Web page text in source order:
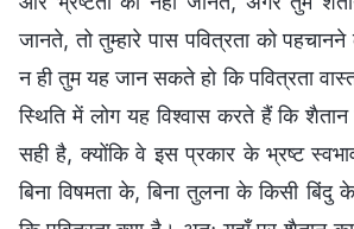
जानते, तो तुम्हारे पास पवित्रता को
न ही तुम यह जान सकते हो कि पवित्रता
स्थिति में लोग यह विश्वास करते हैं कि
सही है, क्योंकि वे इस प्रकार के भ्रष्ट
बिना विषमता के, बिना तुलना के किसी